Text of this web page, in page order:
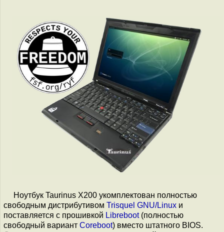
Ноутбук Taurinus X200 укомплектован полностью
свободным дистрибутивом Trisquel GNU/Linux и
поставляется с прошивкой Libreboot(полностью
свободный вариант Coreboot) вместо штатного BIOS.